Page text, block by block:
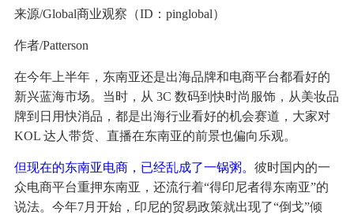
来源/Global商业观察（ID：pinglobal）
作者/Patterson
在今年上半年，东南亚还是出海品牌和电商平台都看好的
新兴蓝海市场。当时，从 3C 数码到快时尚服饰，从美妆品
牌到日用快消品，都是出海行业看好的机会赛道，大家对
KOL 达人带货、直播在东南亚的前景也偏向乐观。
但现在的东南亚电商，已经乱成了一锅粥。 彼时国内的一
众电商平台重押东南亚，还流行着“得印尼者得东南亚”的
说法。今年7月开始，印尼的贸易政策就出现了“倒戈”倾